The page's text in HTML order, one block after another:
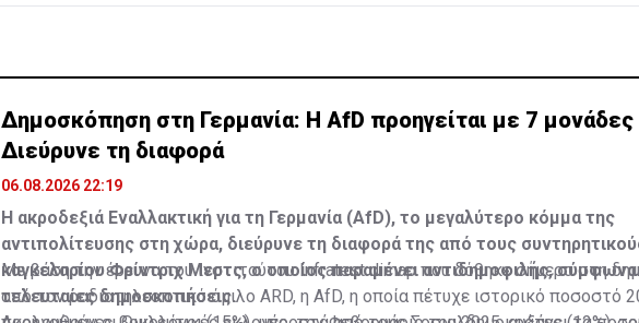
Δημοσκόπηση στη Γερμανία: Η AfD προηγείται με 7 μονάδες
Διεύρυνε τη διαφορά
06.08.2026 22:19
Η ακροδεξιά Εναλλακτική για τη Γερμανία (AfD), το μεγαλύτερο κόμμα της
αντιπολίτευσης στη χώρα, διεύρυνε τη διαφορά της από τους
καγκελαρίου Φρίντριχ Μερτς, ο οποίος παραμένει αντιδημοφιλής, σύμφωνα
τελευταίες δημοσκοπήσεις.
Με βάση την έρευνα του ινστιτούτου Infratest dimap που δόθηκε σήμερα στη
από τον ραδιοτηλεοπτικό όμιλο ARD, η AfD, η οποία πέτυχε ιστορικό ποσοστό